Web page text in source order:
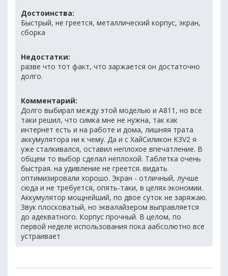
Достоинства:
Быстрый, не греется, металлический корпус, экран,
сборка
Недостатки:
разве что тот факт, что заржается он достаточно
долго.
Комментарий:
Долго выбирал между этой моделью и A811, но все
таки решил, что симка мне не нужна, так как
интернет есть и на работе и дома, лишняя трата
аккумулятора ни к чему. Да и с ХайСиликон K3V2 я
уже сталкивался, оставил неплохое впечатление. В
общем то выбор сделал неплохой. Таблетка очень
быстрая. на удивление не греется. видать
оптимизировали хорошо. Экран - отличный, лучше
сюда и не требуется, опять-таки, в целях экономии.
Аккумулятор мощнейший, по двое суток не заряжаю.
Звук плосковатый, но эквалайзером выправляется
до адекватного. Корпус прочный. В целом, по
первой неделе использования пока аабсолютно все
устраивает